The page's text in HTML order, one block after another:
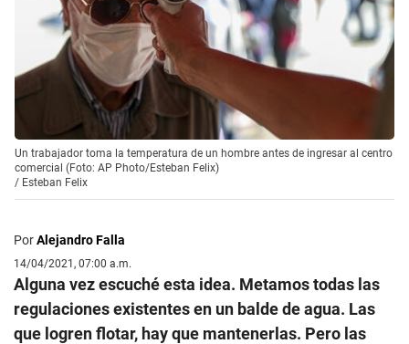
Un trabajador toma la temperatura de un hombre antes de ingresar al centro
comercial (Foto: AP Photo/Esteban Felix)
/ Esteban Felix
PorAlejandro Falla
14/04/2021, 07:00 a.m.
Alguna vez escuché esta idea. Metamos todas las
regulaciones existentes en un balde de agua. Las
que logren flotar, hay que mantenerlas. Pero las